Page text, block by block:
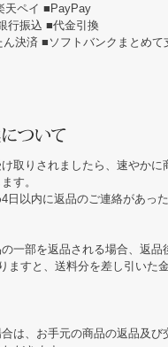
天ペイ ■PayPay
行振込 ■代金引換
決済 ■ソフトバンクまとめて
取りされましたら、速やかに
す。
日以内に返品のご連絡があっ
一部を返品される場合、返
ますと、送料分を差し引いた
は、お手元の商品の返品及び